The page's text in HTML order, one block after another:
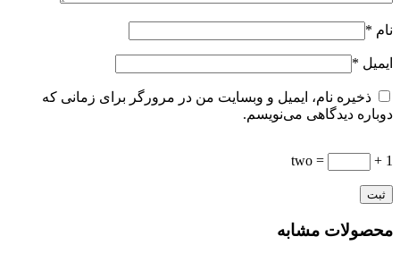
نام *
ایمیل *
ذخیره نام، ایمیل و وبسایت من در مرورگر برای زمانی که
دوباره دیدگاهی می‌نویسم.
1 +
= two
محصولات مشابه